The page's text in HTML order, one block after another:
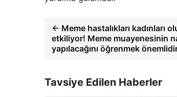
← Meme hastalıkları kadınları
etkiliyor! Meme muayenesinin
yapılacağını öğrenmek
Tavsiye Edilen Haberler